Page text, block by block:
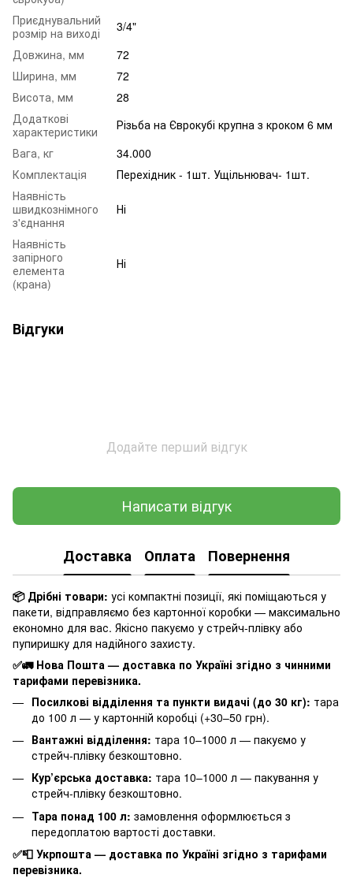
Приєднувальний
розмір на виході
3/4"
Довжина, мм
72
Ширина, мм
72
Висота, мм
28
Додаткові
характеристики
Різьба на Єврокубі крупна з кроком 6 мм
Вага, кг
34.000
Комплектація
Перехідник - 1шт. Ущільнювач- 1шт.
Наявність
швидкознімного
з'єднання
Ні
Наявність
запірного
елемента
(крана)
Ні
Відгуки
Додайте перший відгук
Написати відгук
Доставка Оплата Повернення
📦 Дрібні товари: усі компактні позиції, які поміщаються у
пакети, відправляємо без картонної коробки — максимально
економно для вас. Якісно пакуємо у стрейч-плівку або
пупиришку для надійного захисту.
✅🚛 Нова Пошта — доставка по Україні згідно з чинними
тарифами перевізника.
Посилкові відділення та пункти видачі (до 30 кг): тара
до 100 л — у картонній коробці (+30–50 грн).
Вантажні відділення: тара 10–1000 л — пакуємо у
стрейч-плівку безкоштовно.
Кур’єрська доставка: тара 10–1000 л — пакування у
стрейч-плівку безкоштовно.
Тара понад 100 л: замовлення оформлюється з
передоплатою вартості доставки.
✅📮 Укрпошта — доставка по Україні згідно з тарифами
перевізника.